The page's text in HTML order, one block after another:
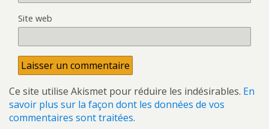
Site web
Ce site utilise Akismet pour réduire les indésirables. En
savoir plus sur la façon dont les données de vos
commentaires sont traitées.